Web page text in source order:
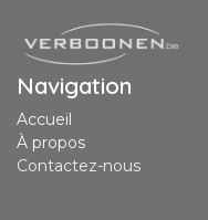
Navigation
Accueil
À propos
Contactez-nous